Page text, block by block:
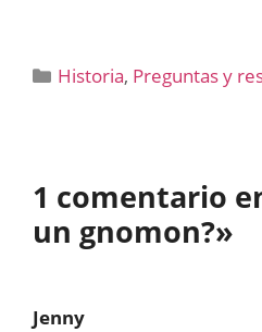
Categorías
Historia, Preguntas y
1 comentario
un gnomon?»
Jenny